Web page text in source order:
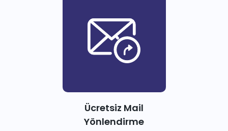
Ücretsiz Mail
Yönlendirme